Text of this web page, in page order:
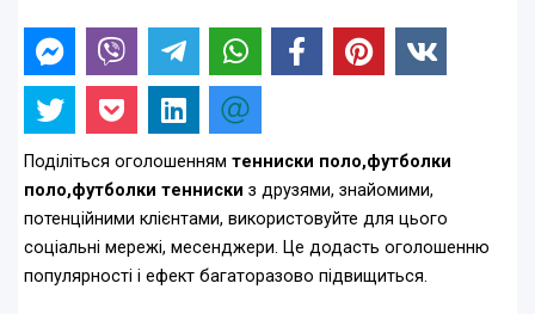
Поділіться оголошенням тенниски поло,футболки
поло,футболки тенниски з друзями, знайомими,
потенційними клієнтами, використовуйте для цього
соціальні мережі, месенджери. Це додасть оголошенню
популярності і ефект багаторазово підвищиться.